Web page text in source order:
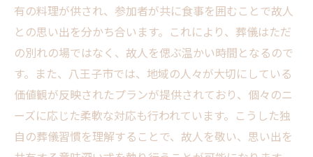
有の料理が供され、参加者が共に食事を囲むことで故人
との思い出を分かち合います。これにより、葬儀はただ
の別れの場ではなく、故人を偲ぶ温かい時間となるので
す。また、八王子市では、地域の人々が大切にしている
価値観が反映されたプランが提供されており、個々のニ
ーズに応じた柔軟な対応も行われています。こうした独
自の葬儀習慣を理解することで、故人を敬い、思い出を